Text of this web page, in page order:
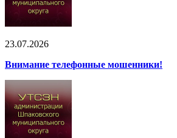
23.07.2026
Внимание телефонные мошенники!